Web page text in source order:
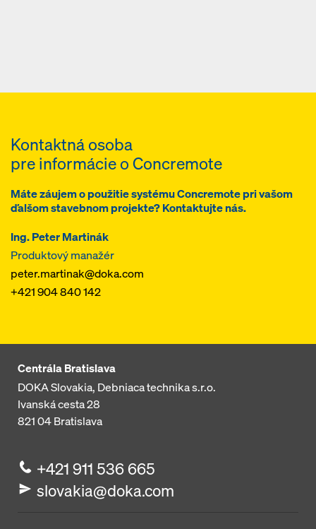
Kontaktná osoba
pre informácie o Concremote
Máte záujem o použitie systému Concremote pri vašom
ďalšom stavebnom projekte? Kontaktujte nás.
Ing. Peter Martinák
Produktový manažér
peter.martinak@doka.com
+421 904 840 142
Centrála Bratislava
DOKA Slovakia, Debniaca technika s.r.o.
Ivanská cesta 28
821 04Bratislava
+421 911 536 665
slovakia@doka.com